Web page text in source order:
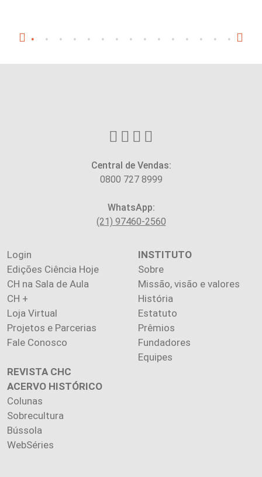
Central de Vendas:
0800 727 8999
WhatsApp:
(21) 97460-2560
Login
Edições Ciência Hoje
CH na Sala de Aula
CH +
Loja Virtual
Projetos e Parcerias
Fale Conosco
INSTITUTO
Sobre
Missão, visão e valores
História
Estatuto
Prêmios
Fundadores
Equipes
REVISTA CHC
ACERVO HISTÓRICO
Colunas
Sobrecultura
Bússola
WebSéries